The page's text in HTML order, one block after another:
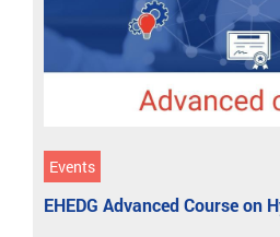
Events
EHEDG Advanced Course on